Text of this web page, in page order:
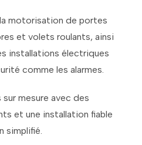
motorisation de portes
et volets roulants, ainsi
installations électriques
comme les alarmes.
mesure avec des
et une installation fiable
simplifié.